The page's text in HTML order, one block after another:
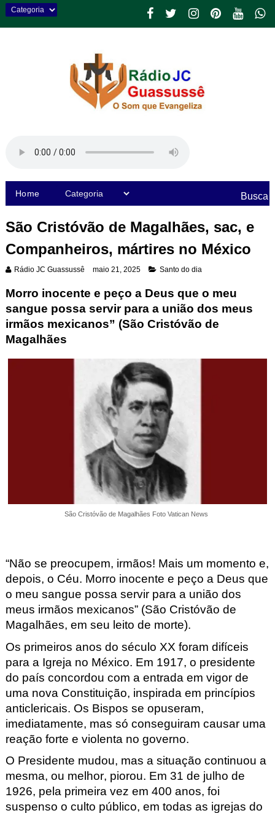
Home Busca
São Cristóvão de Magalhães, sac, e
Companheiros, mártires no México
Rádio JC Guassussê maio 21, 2025 Santo do dia
Morro inocente e peço a Deus que o meu
sangue possa servir para a união dos meus
irmãos mexicanos” (São Cristóvão de
Magalhães
São Cristóvão de Magalhães Foto Vatican News
“Não se preocupem, irmãos! Mais um momento e,
depois, o Céu. Morro inocente e peço a Deus que
o meu sangue possa servir para a união dos
meus irmãos mexicanos”(São Cristóvão de
Magalhães, em seu leito de morte).
Os primeiros anos do século XX foram difíceis
para a Igreja no México. Em 1917, o presidente
do país concordou com a entrada em vigor de
uma nova Constituição, inspirada em princípios
anticlericais. Os Bispos se opuseram,
imediatamente, mas só conseguiram causar uma
reação forte e violenta no governo.
O Presidente mudou, mas a situação continuou a
mesma, ou melhor, piorou. Em 31 de julho de
1926, pela primeira vez em 400 anos, foi
suspenso o culto público, em todas as igrejas do